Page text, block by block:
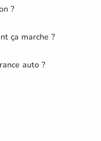
?
ça marche ?
auto ?